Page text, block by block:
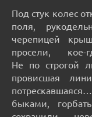
Под стук колес
поля,
черепицей
просели,
Не по строгой
провисшая
быками,